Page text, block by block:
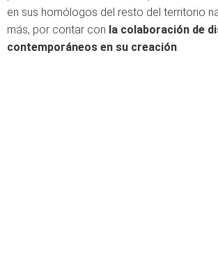
en sus homólogos del resto del territorio
más, por contar con la colaboración de
contemporáneos en su creación.